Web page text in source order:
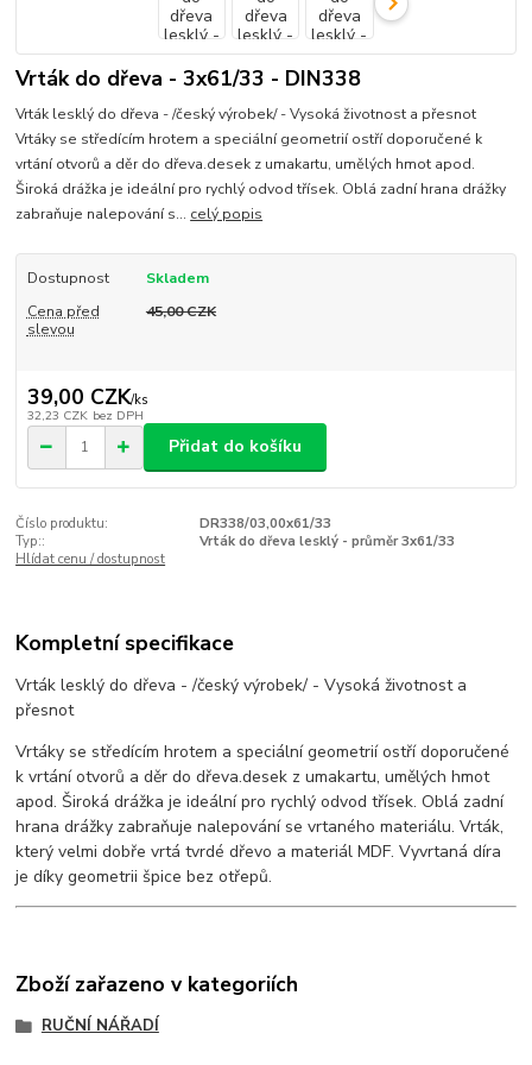
Vrták do dřeva - 3x61/33 - DIN338
Vrták lesklý do dřeva - /český výrobek/ - Vysoká životnost a přesnot
Vrtáky se středícím hrotem a speciální geometrií ostří doporučené k
vrtání otvorů a děr do dřeva.desek z umakartu, umělých hmot apod.
Široká drážka je ideální pro rychlý odvod třísek. Oblá zadní hrana drážky
zabraňuje nalepování s... celý popis
Dostupnost
Skladem
Cena před
slevou
45,00 CZK
39,00 CZK/ks
32,23 CZK bez DPH
Přidat do košíku
Číslo produktu:
DR338/03,00x61/33
Typ::
Vrták do dřeva lesklý - průměr 3x61/33
Hlídat cenu / dostupnost
Kompletní specifikace
Vrták lesklý do dřeva - /český výrobek/ - Vysoká životnost a
přesnot
Vrtáky se středícím hrotem a speciální geometrií ostří doporučené
k vrtání otvorů a děr do dřeva.desek z umakartu, umělých hmot
apod. Široká drážka je ideální pro rychlý odvod třísek. Oblá zadní
hrana drážky zabraňuje nalepování se vrtaného materiálu. Vrták,
který velmi dobře vrtá tvrdé dřevo a materiál MDF. Vyvrtaná díra
je díky geometrii špice bez otřepů.
Zboží zařazeno v kategoriích
RUČNÍ NÁŘADÍ